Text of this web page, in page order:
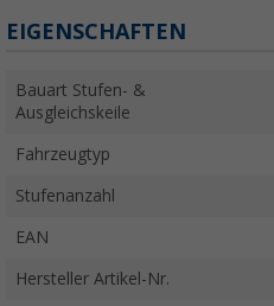
EIGENSCHAFTEN
Bauart Stufen- &
Ausgleichskeile
Fahrzeugtyp
Stufenanzahl
EAN
Hersteller Artikel-Nr.